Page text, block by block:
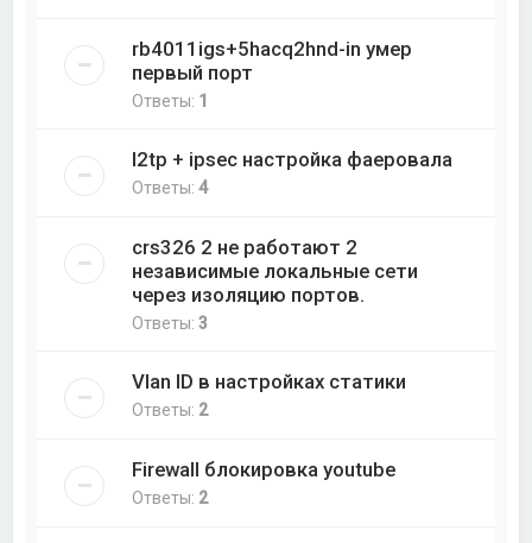
rb4011igs+5hacq2hnd-in умер
первый порт
Ответы: 1
l2tp + ipsec настройка фаеровала
Ответы:4
crs326 2 не работают 2
независимые локальные сети
через изоляцию портов.
Ответы:3
Vlan ID в настройках статики
Ответы: 2
Firewall блокировка youtube
Ответы: 2